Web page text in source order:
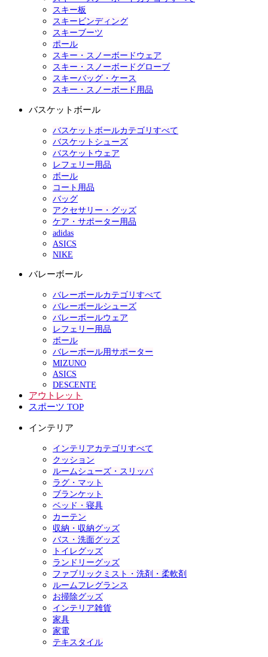
スキー板
スキービンディング
スキーブーツ
ポール
スキー・スノーボードウェア
スキー・スノーボードグローブ
スキーバッグ・ケース
スキー・スノーボード用品
バスケットボール
バスケットボールカテゴリすべて
バスケットシューズ
バスケットウェア
レフェリー用品
ボール
コート用品
バッグ
アクセサリー・グッズ
ケア・サポーター用品
adidas
ASICS
NIKE
バレーボール
バレーボールカテゴリすべて
バレーボールシューズ
バレーボールウェア
レフェリー用品
ボール
バレーボール用サポーター
MIZUNO
ASICS
DESCENTE
アウトレット
スポーツ TOP
インテリア
インテリアカテゴリすべて
クッション
ルームシューズ・スリッパ
ラグ・マット
ブランケット
ベッド・寝具
カーテン
収納・収納グッズ
バス・洗面グッズ
トイレグッズ
ランドリーグッズ
ファブリックミスト・洗剤・柔軟剤
ルームフレグランス
お掃除グッズ
インテリア雑貨
家具
家電
テキスタイル